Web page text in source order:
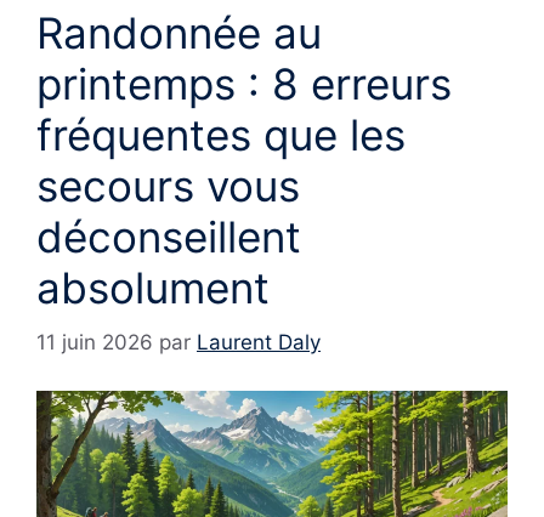
Randonnée au
printemps : 8 erreurs
fréquentes que les
secours vous
déconseillent
absolument
11 juin 2026 par Laurent Daly